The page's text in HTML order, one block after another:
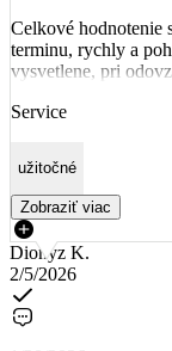
Celkové hodnotenie
terminu, rychly a
vysvetlene, pri
Service
užitočné
Zobraziť viac
Dionyz K.
2/5/2026